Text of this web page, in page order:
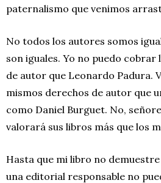
paternalismo que venimos
No todos los autores somos
son iguales. Yo no puedo cobrar
de autor que Leonardo Padura.
mismos derechos de autor que
como Daniel Burguet. No,
valorará sus libros más que los
Hasta que mi libro no
una editorial responsable no